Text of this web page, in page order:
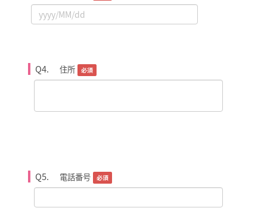
Q4. 住所 必須
Q5. 電話番号 必須